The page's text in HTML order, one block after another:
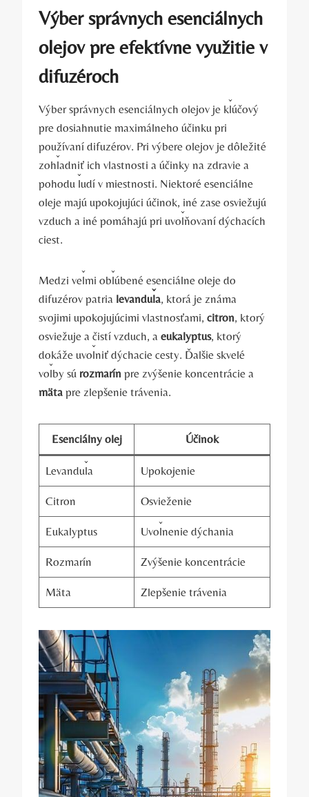
Výber správnych esenciálnych
olejov pre efektívne využitie v
difuzéroch
Výber správnych esenciálnych olejov je kľúčový
pre dosiahnutie maximálneho účinku pri
používaní difuzérov. Pri výbere olejov je dôležité
zohľadniť ich vlastnosti a účinky na zdravie a
pohodu ľudí v miestnosti. Niektoré esenciálne
oleje majú upokojujúci účinok, iné zase osviežujú
vzduch a iné pomáhajú pri uvoľňovaní dýchacích
ciest.
Medzi veľmi obľúbené esenciálne oleje do
difuzérov patria levanduľa, ktorá je známa
svojimi upokojujúcimi vlastnosťami, citron, ktorý
osviežuje a čistí vzduch, a eukalyptus, ktorý
dokáže uvoľniť dýchacie cesty. Ďalšie skvelé
voľby sú rozmarín pre zvýšenie koncentrácie a
mäta pre zlepšenie trávenia.
Esenciálny olej Účinok
Levanduľa Upokojenie
Citron Osvieženie
Eukalyptus Uvoľnenie dýchania
Rozmarín Zvýšenie koncentrácie
Mäta Zlepšenie trávenia